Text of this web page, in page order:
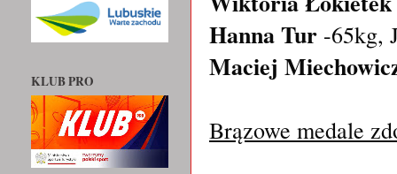
Hanna Tur -65kg,
Maciej
Brązowe medale
KLUB PRO